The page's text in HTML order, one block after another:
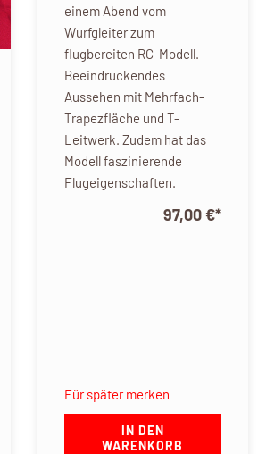
einem Abend vom
Wurfgleiter zum
flugbereiten RC-Modell.
Beeindruckendes
Aussehen mit Mehrfach-
Trapezfläche und T-
Leitwerk. Zudem hat das
Modell faszinierende
Flugeigenschaften.
97,00 €*
Für später merken
IN DEN
WARENKORB